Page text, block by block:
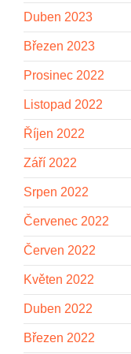
Duben 2023
Březen 2023
Prosinec 2022
Listopad 2022
Říjen 2022
Září 2022
Srpen 2022
Červenec 2022
Červen 2022
Květen 2022
Duben 2022
Březen 2022